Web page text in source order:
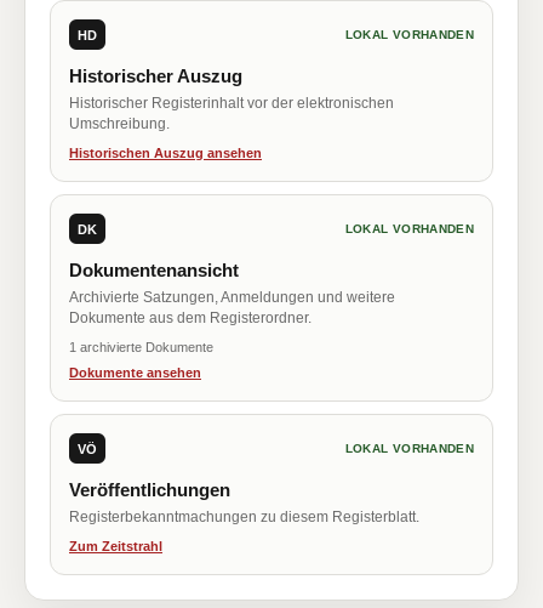
HD LOKAL VORHANDEN
Historischer Auszug
Historischer Registerinhalt vor der elektronischen
Umschreibung.
Historischen Auszug ansehen
DK LOKAL VORHANDEN
Dokumentenansicht
Archivierte Satzungen, Anmeldungen und weitere
Dokumente aus dem Registerordner.
1 archivierte Dokumente
Dokumente ansehen
VÖ LOKAL VORHANDEN
Veröffentlichungen
Registerbekanntmachungen zu diesem Registerblatt.
Zum Zeitstrahl